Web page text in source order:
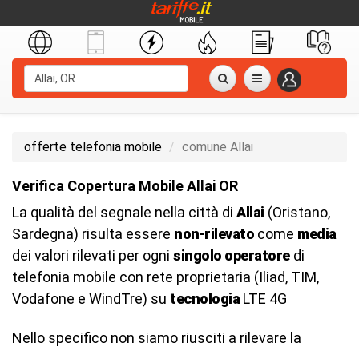
offerte telefonia mobile comune Allai
Verifica Copertura Mobile Allai OR
La qualità del segnale nella città di Allai (Oristano,
Sardegna) risulta essere non-rilevato come media
dei valori rilevati per ogni singolo operatoredi
telefonia mobile con rete proprietaria (Iliad, TIM,
Vodafone e WindTre) su tecnologia LTE 4G
Nello specifico non siamo riusciti a rilevare la